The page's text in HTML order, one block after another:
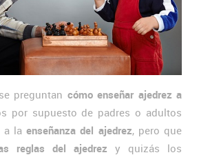
preguntan cómo enseñar ajedrez a
por supuesto de padres o adultos
a laenseñanza del ajedrez, pero que
reglas del ajedrez y quizás los